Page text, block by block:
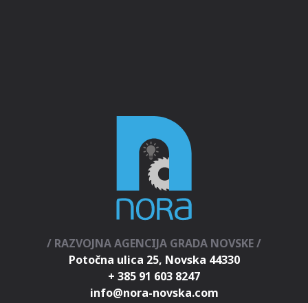
/ RAZVOJNA AGENCIJA GRADA NOVSKE /
Potočna ulica 25, Novska 44330
+ 385 91 603 8247